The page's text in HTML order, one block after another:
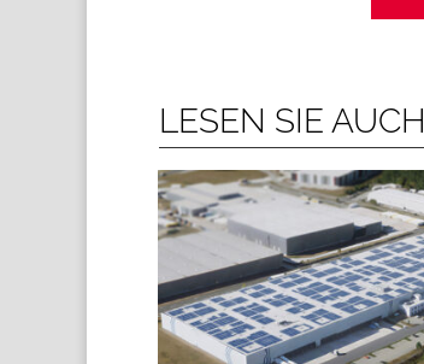
LESEN SIE AUCH